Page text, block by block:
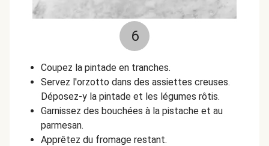
6
Coupez la pintade en tranches.
Servez l'orzotto dans des assiettes creuses.
Déposez-y la pintade et les légumes rôtis.
Garnissez des bouchées à la pistache et au
parmesan.
Apprêtez du fromage restant.